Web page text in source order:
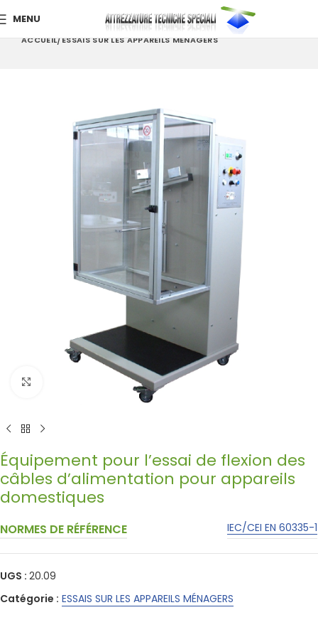
MENU
ACCUEIL ESSAIS SUR LES APPAREILS MÉNAGERS
Équipement pour l’essai de flexion des
câbles d’alimentation pour appareils
domestiques
NORMES DE RÉFÉRENCE IEC/CEI EN 60335-1
UGS : 20.09
Catégorie : ESSAIS SUR LES APPAREILS MÉNAGERS